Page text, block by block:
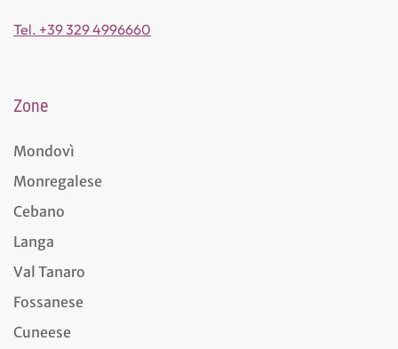
Tel. +39 329 4996660
Zone
Mondovì
Monregalese
Cebano
Langa
Val Tanaro
Fossanese
Cuneese